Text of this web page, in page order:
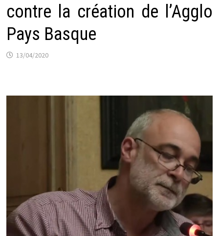
contre la création de l’Agglo
Pays Basque
13/04/2020